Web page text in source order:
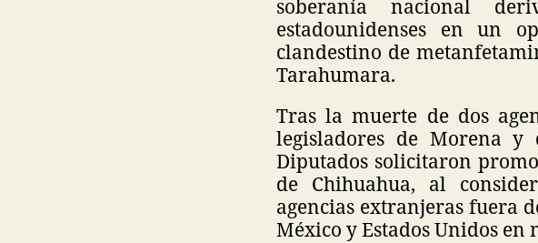
soberanía nacional
estadounidenses en un
clandestino de
Tarahumara.
Tras la muerte de dos
legisladores de Morena
Diputados solicitaron
de Chihuahua, al
agencias extranjeras fuera
México y Estados Unidos en